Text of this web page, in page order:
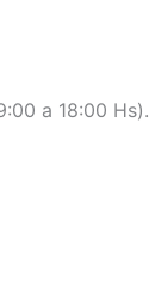
a 18:00 Hs).